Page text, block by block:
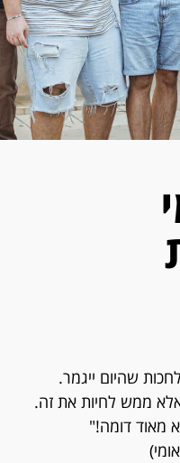
שהיום ייגמר.
ממש לחיות את זה.
מאוד דומה!"